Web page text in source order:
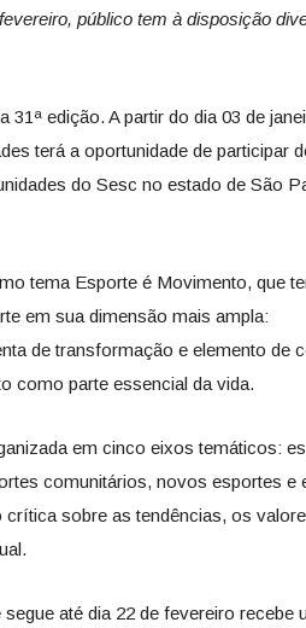
público tem à disposição
31ª edição. A partir do dia 03 de
terá a oportunidade de participar
do Sesc no estado de São
tema Esporte é Movimento, que
em sua dimensão mais ampla:
de transformação e elemento de
como parte essencial da vida.
em cinco eixos temáticos:
comunitários, novos esportes e
sobre as tendências, os
até dia 22 de fevereiro recebe